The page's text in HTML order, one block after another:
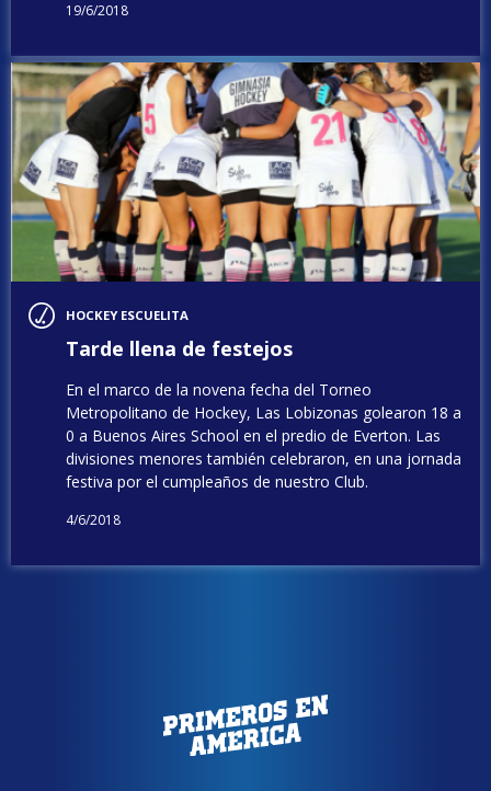
19/6/2018
HOCKEY ESCUELITA
Tarde llena de festejos
En el marco de la novena fecha del Torneo
Metropolitano de Hockey, Las Lobizonas golearon 18 a
0 a Buenos Aires School en el predio de Everton. Las
divisiones menores también celebraron, en una jornada
festiva por el cumpleaños de nuestro Club.
4/6/2018